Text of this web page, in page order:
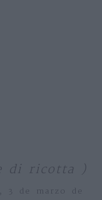
di ricotta )
3 de marzo de